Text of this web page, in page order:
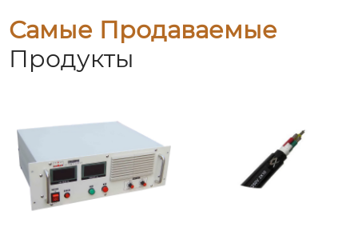
Самые Продаваемые
Продукты